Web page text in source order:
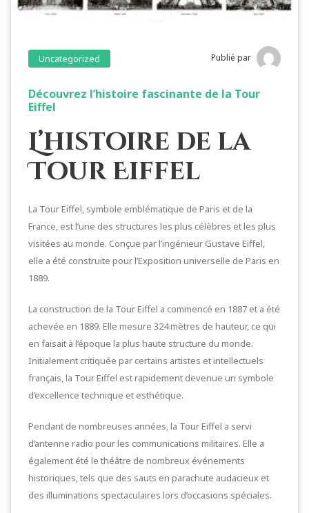
Uncategorized Publié par
Découvrez l’histoire fascinante de la Tour
Eiffel
L’histoire de la
Tour Eiffel
La Tour Eiffel, symbole emblématique de Paris et de la
France, est l’une des structures les plus célèbres et les plus
visitées au monde. Conçue par l’ingénieur Gustave Eiffel,
elle a été construite pour l’Exposition universelle de Paris en
1889.
La construction de la Tour Eiffel a commencé en 1887 et a été
achevée en 1889. Elle mesure 324 mètres de hauteur, ce qui
en faisait à l’époque la plus haute structure du monde.
Initialement critiquée par certains artistes et intellectuels
français, la Tour Eiffel est rapidement devenue un symbole
d’excellence technique et esthétique.
Pendant de nombreuses années, la Tour Eiffel a servi
d’antenne radio pour les communications militaires. Elle a
également été le théâtre de nombreux événements
historiques, tels que des sauts en parachute audacieux et
des illuminations spectaculaires lors d’occasions spéciales.